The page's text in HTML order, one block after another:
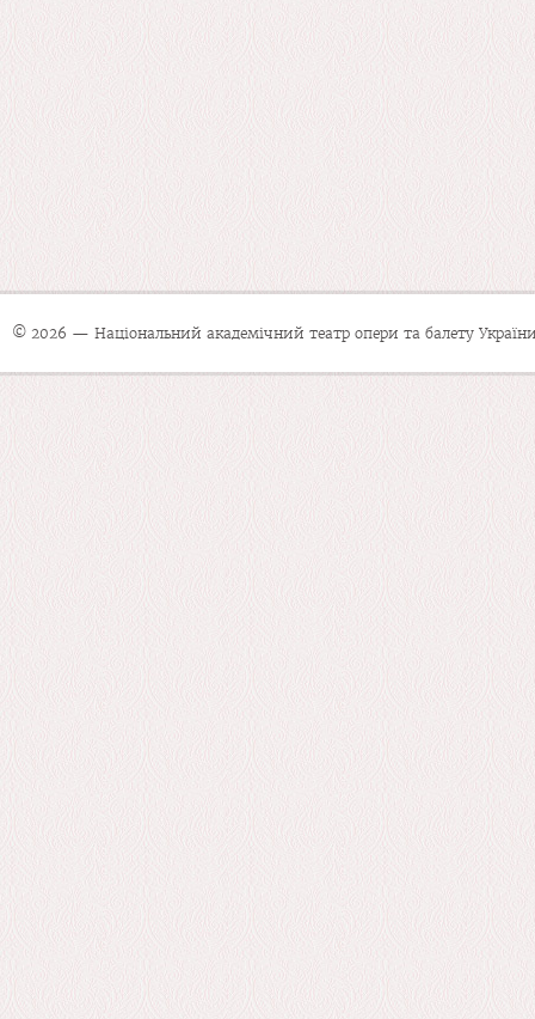
© 2026 — Національний академічний театр опери та балету